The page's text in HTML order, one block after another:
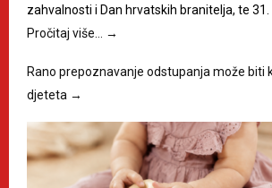
zahvalnosti i Dan hrvatskih branitelja, te 31.
Pročitaj više…
→
Rano prepoznavanje odstupanja može biti
djeteta →